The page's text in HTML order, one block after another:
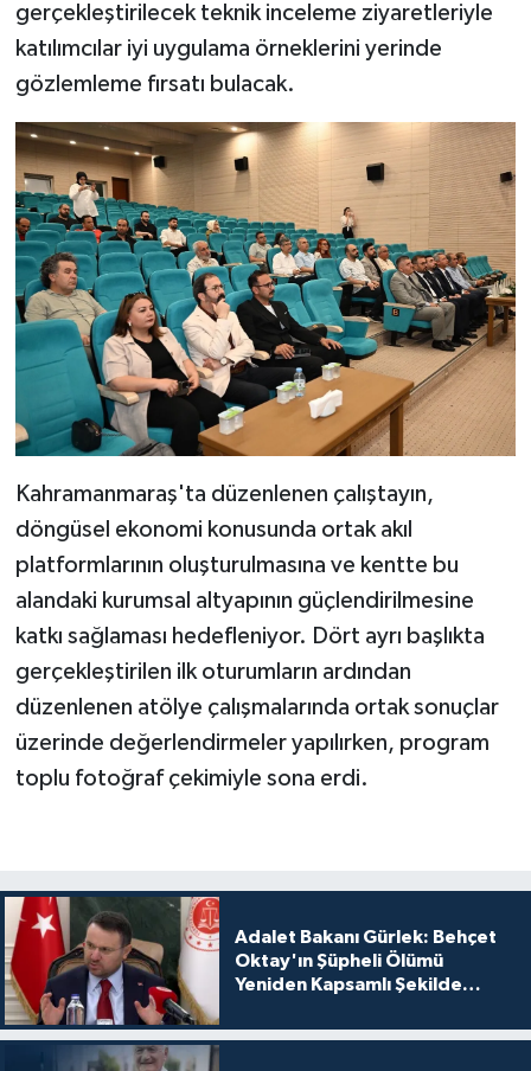
gerçekleştirilecek teknik inceleme ziyaretleriyle
katılımcılar iyi uygulama örneklerini yerinde
gözlemleme fırsatı bulacak.
Kahramanmaraş'ta düzenlenen çalıştayın,
döngüsel ekonomi konusunda ortak akıl
platformlarının oluşturulmasına ve kentte bu
alandaki kurumsal altyapının güçlendirilmesine
katkı sağlaması hedefleniyor. Dört ayrı başlıkta
gerçekleştirilen ilk oturumların ardından
düzenlenen atölye çalışmalarında ortak sonuçlar
üzerinde değerlendirmeler yapılırken, program
toplu fotoğraf çekimiyle sona erdi.
Adalet Bakanı Gürlek: Behçet
Oktay'ın Şüpheli Ölümü
Yeniden Kapsamlı Şekilde